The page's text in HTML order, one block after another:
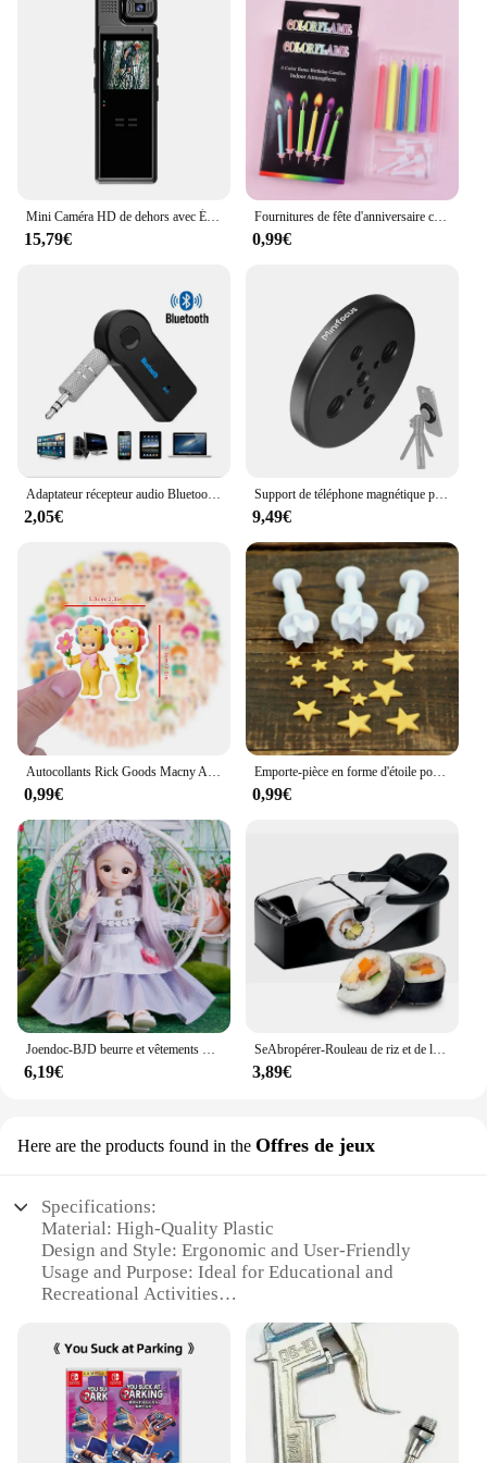
Mini Caméra HD de dehors avec Écran de 1.3 Pouces, Caméscope de Police Portable, Enregistreur Vidéo Numérique, Batterie, Infrarouge, Vision Nocturne, 1080P
15,79€
Fournitures de fête d'anniversaire colorées, gâteau de dessert, décoration de mariage multicolore ci-après les flammes sûres, 6 pièces, 12 pièces
0,99€
Adaptateur récepteur audio Bluetooth pour voiture, accessoires de voiture, Volkswagen GTI, VW Tiguan, CC, GOLF 7, Golf 6, MK6, Polo, Mx
2,05€
Support de téléphone magnétique pour Magsafe à 1/4 en effet et 3/8 en effet, adaptateur de montage sur trépied Arri Holes pour iPhone Samsung Huawei Xiaomi Smartphone
9,49€
Autocollants Rick Goods Macny Angle Cartoon, décalcomanies, jouets de bricolage, valise, planche à roulettes, téléphone, bagages, vélo, cadeau, 10 pièces, 30 pièces, 60 pièces
0,99€
Emporte-pièce en forme d'étoile pour décoration de gâteaux, 3 pièces/ensemble
0,99€
Joendoc-BJD beurre et vêtements pour filles, 30cm, 1/6 3D yeux, jouet Kiev illage multiple, cadeau d'anniversaire
6,19€
SeAbropérer-Rouleau de riz et de légumes enveloppé, outils de bricolage de sushi, travailleurs de la cuisine, tambour japonais, moule à gâteau de sushi exécutif, outil de cuisine novice
3,89€
Here are the products found in the Offres de jeux
Specifications:
Material: High-Quality Plastic
Design and Style: Ergonomic and User-Friendly
Usage and Purpose: Ideal for Educational and
Recreational Activities
Performance and Property: Durable and Long-
Lasting
Parts and Accessories: Comes with Multiple
Components for Variety in Play
Features: